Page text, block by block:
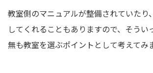
教室側のマニュアルが整備されていたり
してくれることもありますので、そうい
無も教室を選ぶポイントとして考えてみ